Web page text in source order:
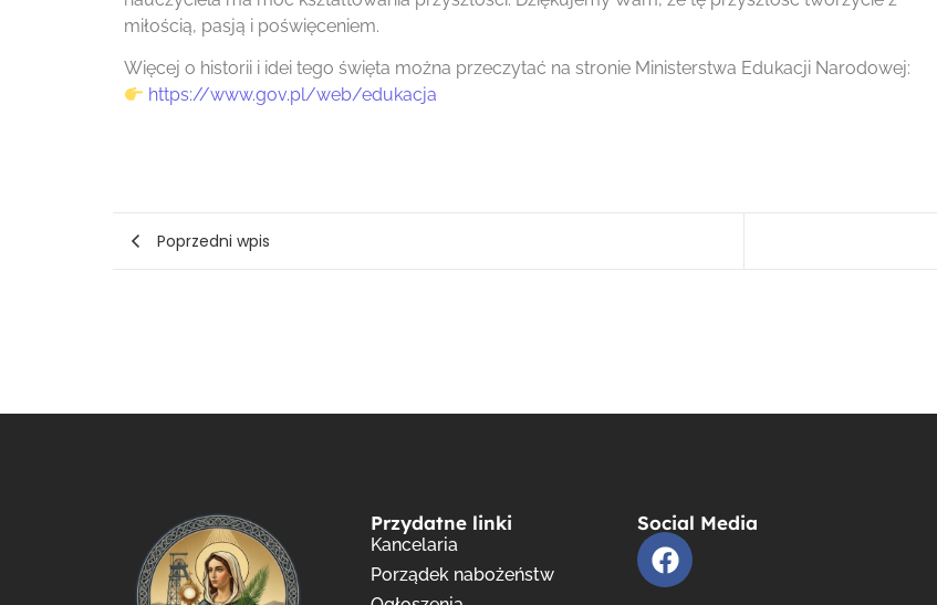
miłością, pasją i poświęceniem.
Więcej o historii i idei tego święta można przeczytać na stronie Ministerstwa Edukacji Narodowej:
https://www.gov.pl/web/edukacja
Poprzedni wpis
Przydatne linki
Kancelaria
Porządek nabożeństw
Social Media